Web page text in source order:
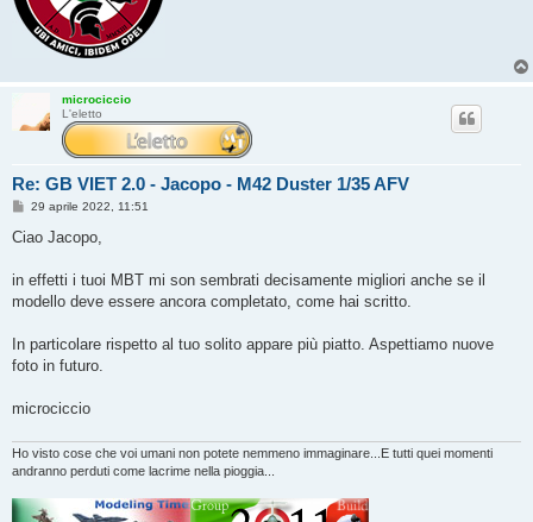
microciccio
L'eletto
Re: GB VIET 2.0 - Jacopo - M42 Duster 1/35 AFV
M
s
g
i
29 aprile 2022, 11:51
Ciao Jacopo,
in effetti i tuoi MBT mi son sembrati decisamente migliori anche se il
modello deve essere ancora completato, come hai scritto.
In particolare rispetto al tuo solito appare più piatto. Aspettiamo nuove
foto in futuro.
microciccio
Ho visto cose che voi umani non potete nemmeno immaginare...E tutti quei momenti
andranno perduti come lacrime nella pioggia...